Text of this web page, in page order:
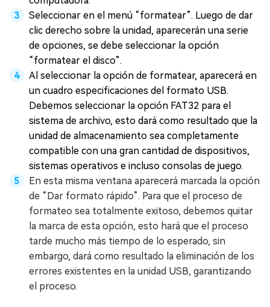
Seleccionar en el menú “formatear”. Luego de dar
clic derecho sobre la unidad, aparecerán una serie
de opciones, se debe seleccionar la opción
“formatear el disco”.
Al seleccionar la opción de formatear, aparecerá en
un cuadro especificaciones del formato USB.
Debemos seleccionar la opción FAT32 para el
sistema de archivo, esto dará como resultado que la
unidad de almacenamiento sea completamente
compatible con una gran cantidad de dispositivos,
sistemas operativos e incluso consolas de juego.
En esta misma ventana aparecerá marcada la opción
de “Dar formato rápido”. Para que el proceso de
formateo sea totalmente exitoso, debemos quitar
la marca de esta opción, esto hará que el proceso
tarde mucho más tiempo de lo esperado, sin
embargo, dará como resultado la eliminación de los
errores existentes en la unidad USB, garantizando
el proceso.